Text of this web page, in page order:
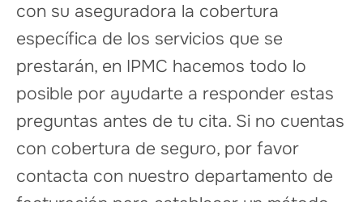
con su aseguradora la cobertura
específica de los servicios que se
prestarán, en IPMC hacemos todo lo
posible por ayudarte a responder estas
preguntas antes de tu cita. Si no cuentas
con cobertura de seguro, por favor
contacta con nuestro departamento de